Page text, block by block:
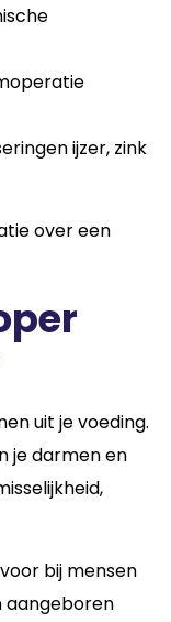
ijzer, zink
over een
uit je voeding.
je darmen en
bij mensen
aangeboren